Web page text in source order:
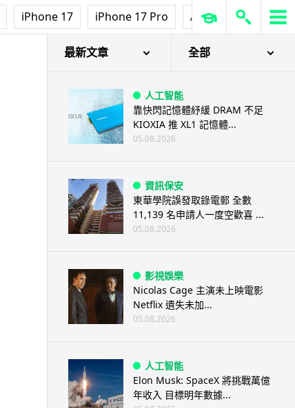
iPhone 17 iPhone 17 Pro AirPods Pro 3
最新文章 全部
人工智能
靠快閃記憶體紓緩 DRAM 不足
KIOXIA 推 XL1 記憶體...
05.08.2026
資訊保安
東華學院誤發取錄電郵 全數
11,139 名申請人一度空歡喜 ...
05.08.2026
影視娛樂
Nicolas Cage 主演未上映電影
Netflix 遺失未加...
05.08.2026
人工智能
Elon Musk: SpaceX 將挑戰萬億
年收入 目標明年數據...